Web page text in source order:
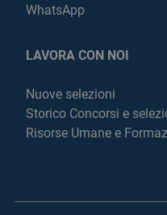
WhatsApp
LAVORA CON NOI
Nuove selezioni
Storico Concorsi e
Risorse Umane e